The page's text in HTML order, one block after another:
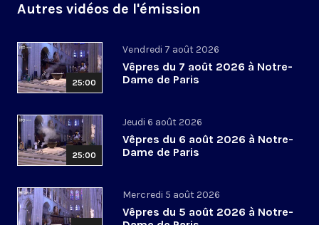
Autres vidéos de l'émission
25:00
Vendredi 7 août 2026
Vêpres du 7 août 2026 à Notre-
Dame de Paris
25:00
Jeudi 6 août 2026
Vêpres du 6 août 2026 à Notre-
Dame de Paris
Mercredi 5 août 2026
Vêpres du 5 août 2026 à Notre-